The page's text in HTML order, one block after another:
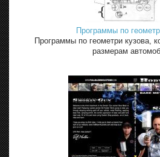
Программы по
Программы по геометри кузова,
размерам